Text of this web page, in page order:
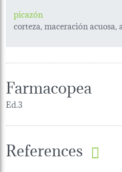
picazón
corteza, maceración
Farmacopea
Ed.3
References